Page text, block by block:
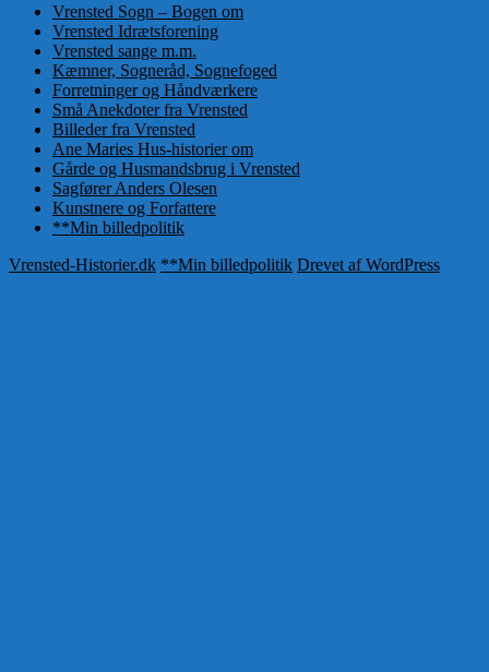
Vrensted Sogn – Bogen om
Vrensted Idrætsforening
Vrensted sange m.m.
Kæmner, Sogneråd, Sognefoged
Forretninger og Håndværkere
Små Anekdoter fra Vrensted
Billeder fra Vrensted
Ane Maries Hus-historier om
Gårde og Husmandsbrug i Vrensted
Sagfører Anders Olesen
Kunstnere og Forfattere
**Min billedpolitik
Vrensted-Historier.dk **Min billedpolitik Drevet af WordPress